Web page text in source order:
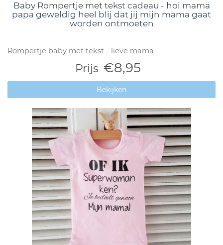
Baby Rompertje met tekst cadeau - hoi mama
papa geweldig heel blij dat jij mijn mama gaat
worden ontmoeten
Rompertje baby met tekst - lieve mama
Prijs €8,95
Bekijken